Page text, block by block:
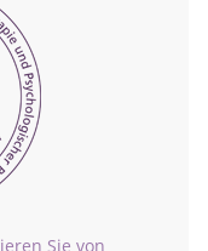
Sie von